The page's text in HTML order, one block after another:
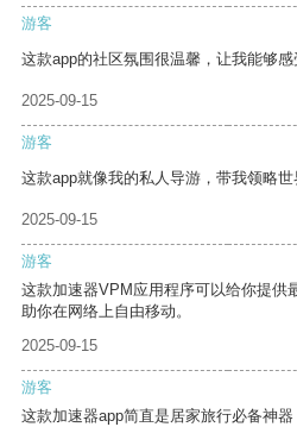
游客
这款app的社区氛围很温馨，让我能够感
2025-09-15
游客
这款app就像我的私人导游，带我领略世
2025-09-15
游客
这款加速器VPM应用程序可以给你提供
助你在网络上自由移动。
2025-09-15
游客
这款加速器app简直是居家旅行必备神